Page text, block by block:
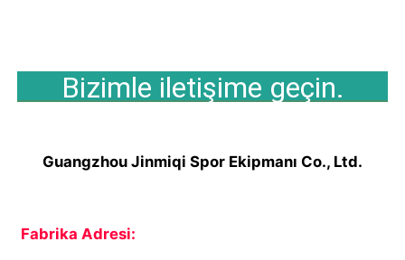
Bizimle iletişime geçin.
Guangzhou Jinmiqi Spor Ekipmanı Co., Ltd.
Fabrika Adresi: